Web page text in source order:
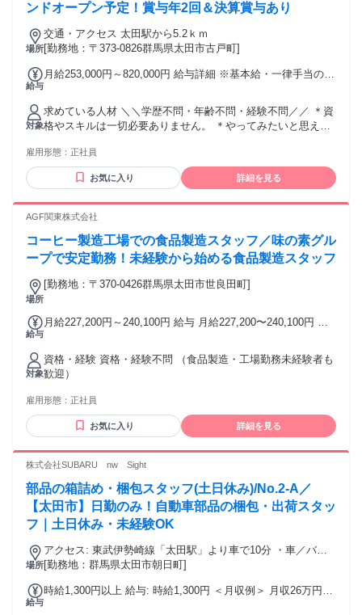
ンドオープン予定！賞与年2回＆決算賞与あり
場所
交通・アクセス 太田駅から5.2ｋｍ
[勤務地：〒373-0826群馬県太田市古戸町]
給与
月給253,000円～820,000円 給与詳細 ※基本給・一律手当の総
手当】 全員に一律で支払われる通勤・皆勤・家族手当金額：
あり 1ヶ月あたり3000円 〜 2万円 全員に一律で支払われるそ
の他手当金額：なし
対象
求めている人材 ＼＼学歴不問・年齢不問・経験不問／／ ＊資
格やスキルは一切必要ありません。 ＊やってみたいと思えた
★☆★一つでも当てはまる方大歓迎★☆★ ■人と話すのが好
きな方 ■身体を動かすのが好きな方 ■各種スポーツの経験があ
る方 ■人を喜ばせるのが好きな方 ■美容や健康に興味がある方
グスタッフとしてイチから 店舗運営にチャレンジしたい方 ■
常に前向きな方 ■成長意欲があり、自分で勉強をされる方 ■お
客様の目標に向かってサポートを 行いたい方 運動やピラティ
方も ご安心して務めていただけますので、 チャレンジする意
迎 ￣￣￣￣￣￣￣￣￣￣￣￣￣￣￣￣￣ 【インストラクター
の経験】 フィットネスクラブ(フィットネスジム) スポーツジ
ーニングジム、ヨガインストラクター スポーツインストラク
ター パーソナルトレーナー ピラティス など ※※上記経験の
期・単発・ 契約社員・派遣社員・業務委託社員 など) 性別の
条件と理由：女性限定（スポーツ競技）
雇用形態： 正社員
お気に入り 詳細を見る
AGF関東株式会社
コーヒー製造工場での食品製造スタッフ／味の素グル
ープで安定勤務！未経験から始める食品製造スタッフ
場所
[勤務地：〒370-0426群馬県太田市世良田町]
給与
月給227,200円～240,100円 給与 月給227,200〜240,100円 初
年収例 390万円～410万円 （通勤手当、深夜勤務手当、交替手
当、賞与含む2年目の年収例）
対象
資格・経験 資格・経験不問 （食品製造・工場勤務未経験者も
歓迎）
雇用形態： 正社員
お気に入り 詳細を見る
株式会社SUBARU nw Sight
部品の箱詰め・梱包スタッフ(土日休み)/No.2-A／
【太田市】日勤のみ！自動車部品の梱包・出荷スタッ
フ｜土日休み・未経験OK
場所
アクセス: 東武伊勢崎線「太田駅」より車で10分 ・車／バイ
ク通勤OK ・構内無料駐車場あり
[勤務地：群馬県太田市朝日町]
給与
時給1,300円以上 給与: 時給1,300円 ＜月収例＞ 月収26万円以